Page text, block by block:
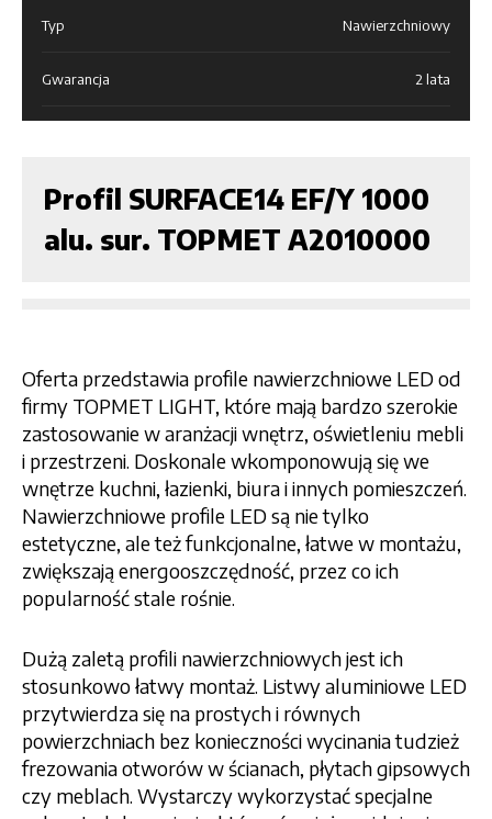
Typ Nawierzchniowy
Gwarancja 2 lata
Profil SURFACE14 EF/Y 1000
alu. sur. TOPMET A2010000
Oferta przedstawia profile nawierzchniowe LED od
firmy TOPMET LIGHT, które mają bardzo szerokie
zastosowanie w aranżacji wnętrz, oświetleniu mebli
i przestrzeni. Doskonale wkomponowują się we
wnętrze kuchni, łazienki, biura i innych pomieszczeń.
Nawierzchniowe profile LED są nie tylko
estetyczne, ale też funkcjonalne, łatwe w montażu,
zwiększają energooszczędność, przez co ich
popularność stale rośnie.
Dużą zaletą profili nawierzchniowych jest ich
stosunkowo łatwy montaż. Listwy aluminiowe LED
przytwierdza się na prostych i równych
powierzchniach bez konieczności wycinania tudzież
frezowania otworów w ścianach, płytach gipsowych
czy meblach. Wystarczy wykorzystać specjalne